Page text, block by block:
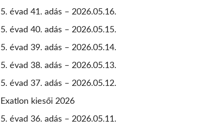
5. évad 41. adás – 2026.05.16.
5. évad 40. adás – 2026.05.15.
5. évad 39. adás – 2026.05.14.
5. évad 38. adás – 2026.05.13.
5. évad 37. adás – 2026.05.12.
Exatlon kiesői 2026
5. évad 36. adás – 2026.05.11.